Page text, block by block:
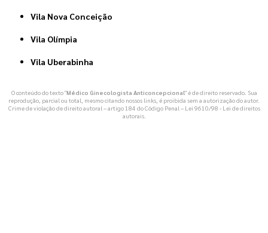
Vila Nova Conceição
Vila Olímpia
Vila Uberabinha
O conteúdo do texto "Médico Ginecologista Anticoncepcional" é de direito reservado. Sua
reprodução, parcial ou total, mesmo citando nossos links, é proibida sem a autorização do autor.
Crime de violação de direito autoral – artigo 184 do Código Penal – Lei 9610/98 - Lei de direitos
autorais.